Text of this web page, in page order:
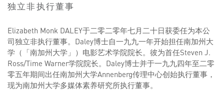
独立非执行董事
Elizabeth Monk DALEY于二零二零年七月二十日获委任为本公
司独立非执行董事。Daley博士自一九九一年开始担任南加州大
学（「南加州大学」）电影艺术学院院长。彼为首任Steven J.
Ross/Time Warner学院院长。Daley博士并于一九九四年至二零
零五年期间出任南加州大学Annenberg传理中心创始执行董事，
现为南加州大学多媒体素养研究所执行董事。